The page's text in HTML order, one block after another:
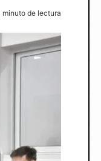
minuto de lectura